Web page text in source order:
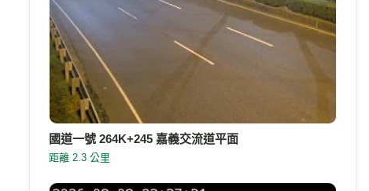
國道一號 264K+245 嘉義交流道平面
距離 2.3 公里